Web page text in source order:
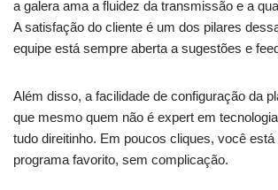
a galera ama a fluidez da transmissão e a
A satisfação do cliente é um dos pilares
equipe está sempre aberta a sugestões e
Além disso, a facilidade de configuração da
que mesmo quem não é expert em
tudo direitinho. Em poucos cliques, você
programa favorito, sem complicação.